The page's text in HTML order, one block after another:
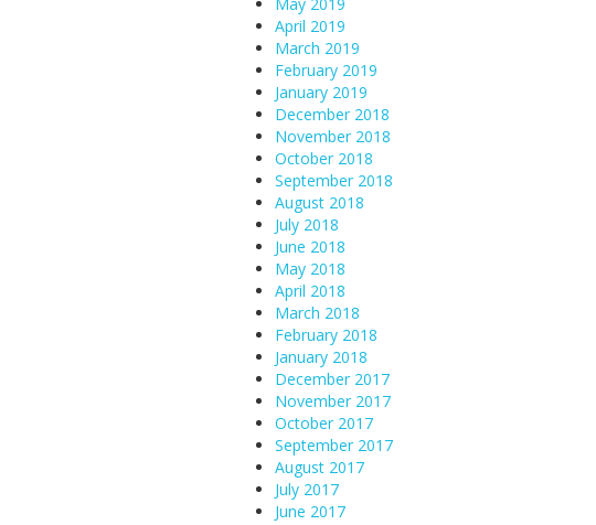
April 2019
March 2019
February 2019
January 2019
December 2018
November 2018
October 2018
September 2018
August 2018
July 2018
June 2018
May 2018
April 2018
March 2018
February 2018
January 2018
December 2017
November 2017
October 2017
September 2017
August 2017
July 2017
June 2017